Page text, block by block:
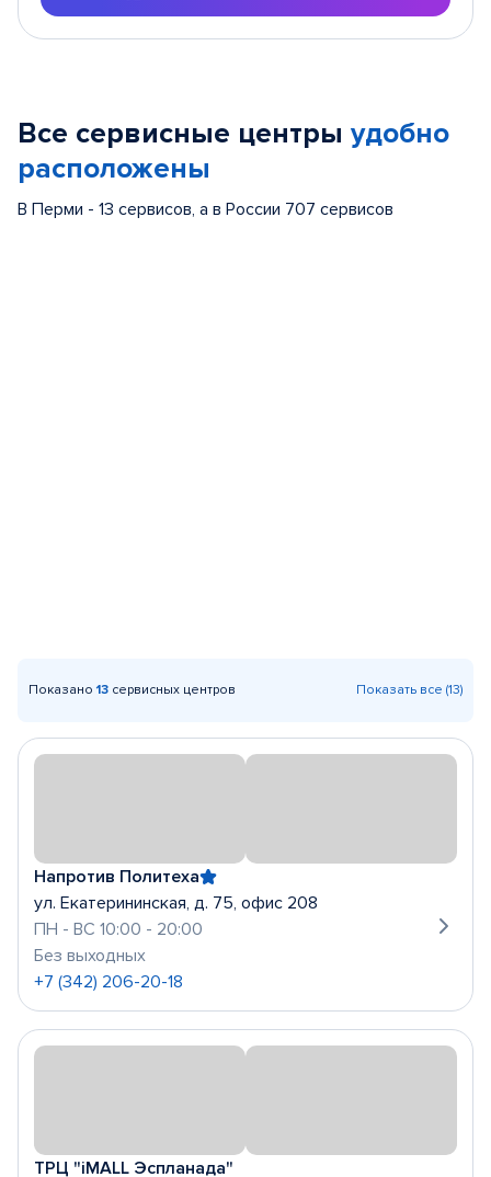
Все сервисные центры удобно
расположены
В Перми - 13 сервисов, а в России 707 сервисов
Показано 13 сервисных центров Показать все (13)
Напротив Политеха
ул. Екатерининская, д. 75, офис 208
ПН - ВС 10:00 - 20:00
Без выходных
+7 (342) 206-20-18
ТРЦ "iMALL Эспланада"